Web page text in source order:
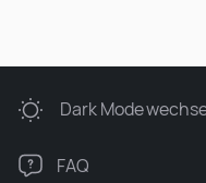
Dark Mode
FAQ